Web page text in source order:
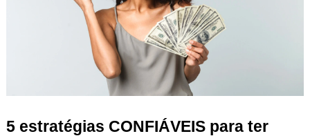
5 estratégias CONFIÁVEIS para ter